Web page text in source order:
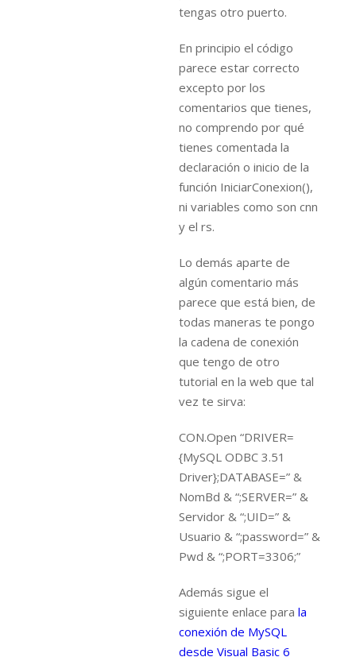
tengas otro puerto.
En principio el código
parece estar correcto
excepto por los
comentarios que tienes,
no comprendo por qué
tienes comentada la
declaración o inicio de la
función IniciarConexion(),
ni variables como son cnn
y el rs.
Lo demás aparte de
algún comentario más
parece que está bien, de
todas maneras te pongo
la cadena de conexión
que tengo de otro
tutorial en la web que tal
vez te sirva:
CON.Open “DRIVER=
{MySQL ODBC 3.51
Driver};DATABASE=” &
NomBd & “;SERVER=” &
Servidor & “;UID=” &
Usuario & “;password=” &
Pwd & “;PORT=3306;”
Además sigue el
siguiente enlace para la
conexión de MySQL
desde Visual Basic 6